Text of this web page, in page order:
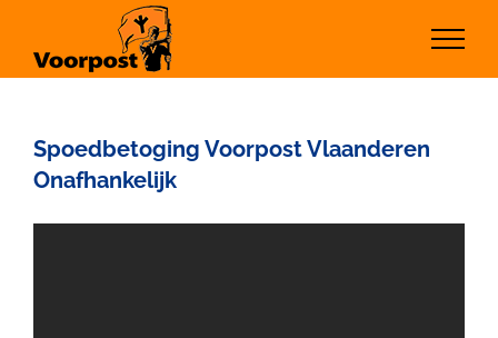
inhoud
Spoedbetoging Voorpost Vlaanderen
Onafhankelijk